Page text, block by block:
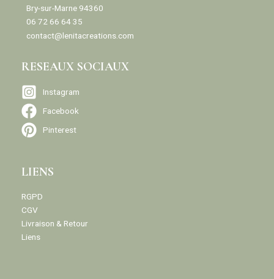
Bry-sur-Marne 94360
06 72 66 64 35
contact@lenitacreations.com
RESEAUX SOCIAUX
Instagram
Facebook
Pinterest
LIENS
RGPD
CGV
Livraison & Retour
Liens